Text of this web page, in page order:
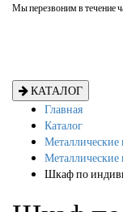
Мы перезвоним в течение
КАТАЛОГ
Главная
Каталог
Металлические
Шкаф по